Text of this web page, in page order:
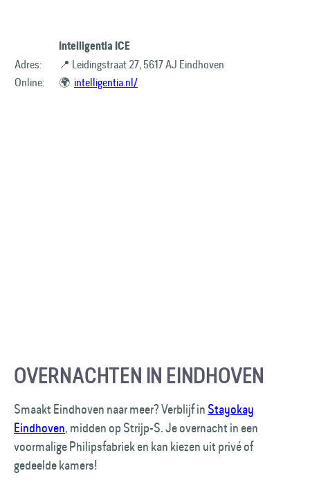
Intelligentia ICE
Adres:
📍 Leidingstraat 27, 5617 AJ Eindhoven
Online:
🌍 intelligentia.nl/
OVERNACHTEN IN EINDHOVEN
Smaakt Eindhoven naar meer? Verblijf in Stayokay
Eindhoven, midden op Strijp-S. Je overnacht in een
voormalige Philipsfabriek en kan kiezen uit privé of
gedeelde kamers!